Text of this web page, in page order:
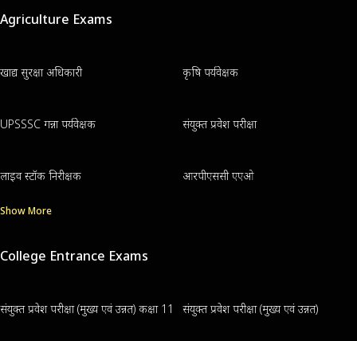
Agriculture Exams
खाद्य सुरक्षा अधिकारी कृषि पर्यवेक्षक
UPSSSC गन्ना पर्यवेक्षक संयुक्त प्रवेश परीक्षा
लाइव स्टॉक निरीक्षक आरपीएससी एएओ
Show More
College Entrance Exams
संयुक्त प्रवेश परीक्षा (मुख्य एवं उन्नत) कक्षा 11 संयुक्त प्रवेश परीक्षा (मुख्य एवं उन्नत)